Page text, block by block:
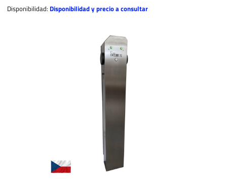
Disponibilidad: Disponibilidad y precio a consultar